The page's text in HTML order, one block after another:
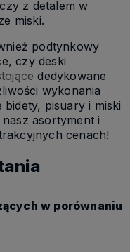
z detalem w
miski.
podtynkowy
czy deski
dedykowane
wykonania
pisuary i miski
asortyment i
cenach!
w porównaniu